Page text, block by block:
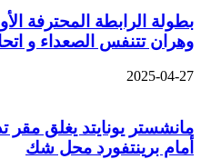
وهران تتنفس الصعداء و
2025-04-27
مانشستر يونايتد يغلق مقر
أمام برينتفورد محل شك